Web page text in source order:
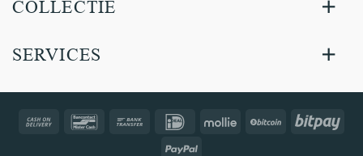
COLLECTIE
SERVICES
Cash
Bancontact Bank
IDeal Mollie BitCoin
PayPal